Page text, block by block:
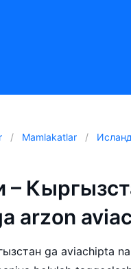
Mamlakatlar
arzon
ga aviachipta